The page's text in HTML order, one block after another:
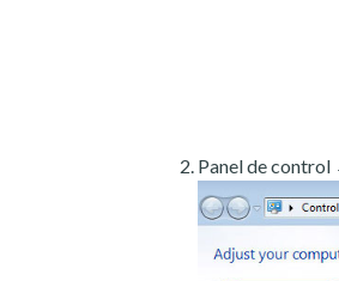
Panel de